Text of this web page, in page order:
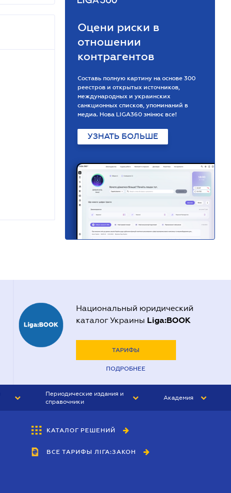
Оцени риски в
отношении
контрагентов
Составь полную картину на основе 300
реестров и открытых источников,
международных и украинских
санкционных списков, упоминаний в
медиа. Нова LIGA360 змінює все!
УЗНАТЬ БОЛЬШЕ
Национальный юридический
каталог Украины Liga:BOOK
ТАРИФЫ
ПОДРОБНЕЕ
Периодические издания и
справочники
БУХГАЛТЕР&ЗАКОН
ВЕСТНИК МСФО
Академия
КАТАЛОГ РЕШЕНИЙ
ВСЕ ТАРИФЫ ЛІГА:ЗАКОН